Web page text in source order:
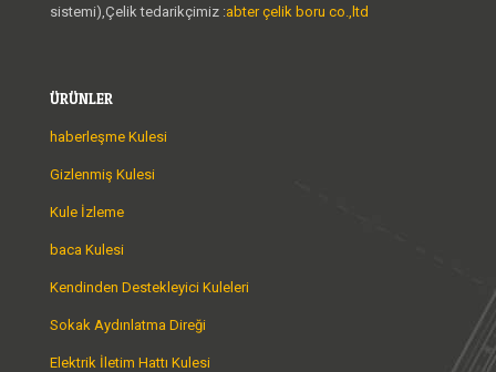
sistemi),Çelik tedarikçimiz :abter çelik boru co.,ltd
ÜRÜNLER
haberleşme Kulesi
Gizlenmiş Kulesi
Kule İzleme
baca Kulesi
Kendinden Destekleyici Kuleleri
Sokak Aydınlatma Direği
Elektrik İletim Hattı Kulesi